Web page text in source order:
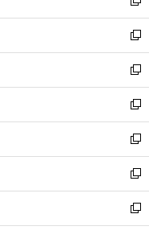
開
く
ウ
で
開
く
ン
ド
ウ
で
開
く
い
ウ
ィ
ン
ド
ウ
で
開
く
新
し
い
ウ
ィ
ン
ド
ウ
で
開
く
新
し
い
ウ
ィ
ン
ド
ウ
で
開
く
新
し
い
ウ
ィ
ン
ド
ウ
で
開
新
し
い
ウ
ィ
ン
ド
ウ
新
し
い
ウ
ィ
ン
新
し
い
ウ
新
し